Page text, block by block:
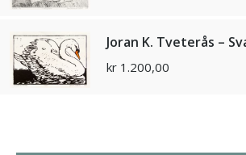
Joran K. Tveterås –
kr 1.200,00